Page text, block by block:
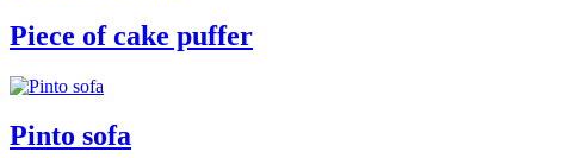
Piece of cake puffer
Pinto sofa